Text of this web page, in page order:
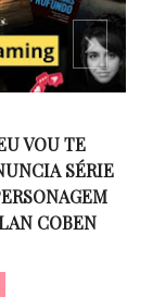
A VOZ
A
SÍMBOLO